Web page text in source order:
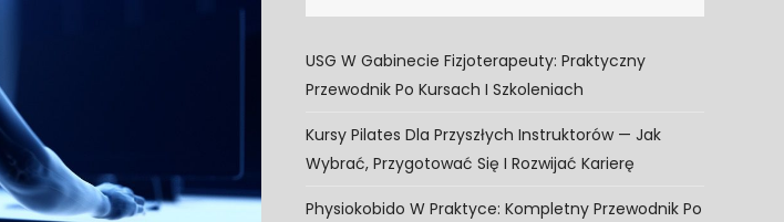
USG W Gabinecie Fizjoterapeuty: Praktyczny
Przewodnik Po Kursach I Szkoleniach
Kursy Pilates Dla Przyszłych Instruktorów — Jak
Wybrać, Przygotować Się I Rozwijać Karierę
Physiokobido W Praktyce: Kompletny Przewodnik Po